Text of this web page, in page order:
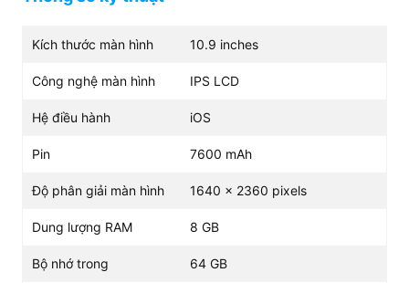
sang trọng cho iPad Air 4 so với các dòng iPad trước
và ở màn hình cũng đã bỏ nút home để đăng diện tích
bạn lựa chọn gam màu yêu thích và hợp phong thủy.
Kích thước màn hình 10.9 inches
Công nghệ màn hình IPS LCD
Hệ điều hành iOS
Pin 7600 mAh
Độ phân giải màn hình 1640 x 2360 pixels
Dung lượng RAM 8 GB
Bộ nhớ trong 64 GB